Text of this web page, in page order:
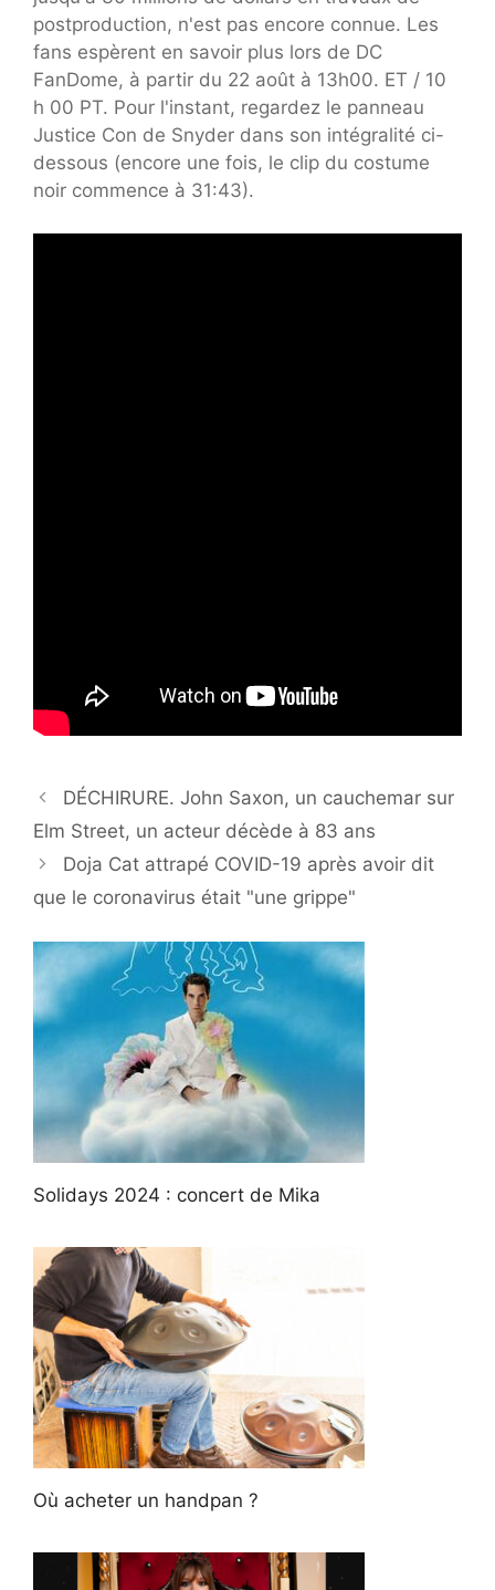
postproduction, n'est pas encore connue. Les
fans espèrent en savoir plus lors de DC
FanDome, à partir du 22 août à 13h00. ET / 10
h 00 PT. Pour l'instant, regardez le panneau
Justice Con de Snyder dans son intégralité ci-
dessous (encore une fois, le clip du costume
noir commence à 31:43).
DÉCHIRURE. John Saxon, un cauchemar sur
Elm Street, un acteur décède à 83 ans
Doja Cat attrapé COVID-19 après avoir dit
que le coronavirus était "une grippe"
Solidays 2024 : concert de Mika
Où acheter un handpan ?